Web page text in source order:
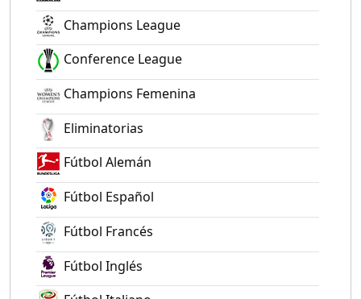
Champions League
Conference League
Champions Femenina
Eliminatorias
Fútbol Alemán
Fútbol Español
Fútbol Francés
Fútbol Inglés